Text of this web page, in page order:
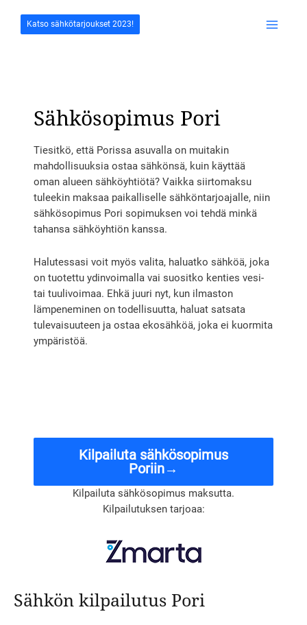
sisältöönKatso sähkötarjoukset 2023!
Sähkösopimus Pori
Tiesitkö, että Porissa asuvalla on muitakin
mahdollisuuksia ostaa sähkönsä, kuin käyttää
oman alueen sähköyhtiötä? Vaikka siirtomaksu
tuleekin maksaa paikalliselle sähköntarjoajalle, niin
sähkösopimus Pori sopimuksen voi tehdä minkä
tahansa sähköyhtiön kanssa.
Halutessasi voit myös valita, haluatko sähköä, joka
on tuotettu ydinvoimalla vai suositko kenties vesi-
tai tuulivoimaa. Ehkä juuri nyt, kun ilmaston
lämpeneminen on todellisuutta, haluat satsata
tulevaisuuteen ja ostaa ekosähköä, joka ei kuormita
ympäristöä.
Kilpailuta sähkösopimus
Poriin→
Kilpailuta sähkösopimus maksutta.
Kilpailutuksen tarjoaa:
Sähkön kilpailutus Pori